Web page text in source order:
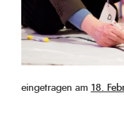
eingetragen am 18.